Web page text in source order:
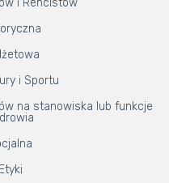
i Sportu
na stanowiska lub funkcje